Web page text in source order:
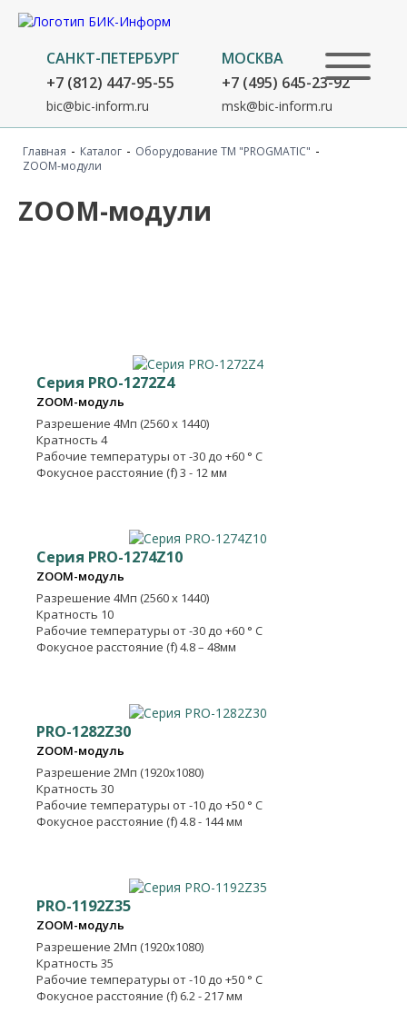
САНКТ-ПЕТЕРБУРГ
+7 (812) 447-95-55
bic@bic-inform.ru
МОСКВА
+7 (495) 645-23-92
msk@bic-inform.ru
Главная - Каталог - Оборудование TM "PROGMATIC" -
ZOOM-модули
ZOOM-модули
Серия PRO-1272Z4
ZOOM-модуль
Разрешение 4Мп (2560 х 1440)
Кратность 4
Рабочие температуры от -30 до +60 ° C
Фокусное расстояние (f) 3 - 12 мм
Серия PRO-1274Z10
ZOOM-модуль
Разрешение 4Мп (2560 х 1440)
Кратность 10
Рабочие температуры от -30 до +60 ° C
Фокусное расстояние (f) 4.8 – 48мм
PRO-1282Z30
ZOOM-модуль
Разрешение 2Мп (1920x1080)
Кратность 30
Рабочие температуры от -10 до +50 ° C
Фокусное расстояние (f) 4.8 - 144 мм
PRO-1192Z35
ZOOM-модуль
Разрешение 2Мп (1920x1080)
Кратность 35
Рабочие температуры от -10 до +50 ° C
Фокусное расстояние (f) 6.2 - 217 мм